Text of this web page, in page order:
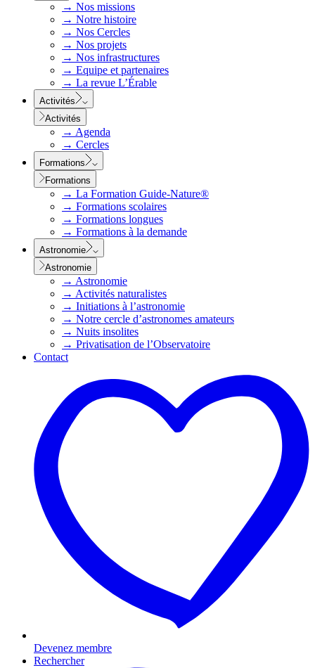
→ Nos missions
→ Notre histoire
→ Nos Cercles
→ Nos projets
→ Nos infrastructures
→ Equipe et partenaires
→ La revue L’Érable
Activités
Activités
→ Agenda
→ Cercles
Formations
Formations
→ La Formation Guide-Nature®
→ Formations scolaires
→ Formations longues
→ Formations à la demande
Astronomie
Astronomie
→ Astronomie
→ Activités naturalistes
→ Initiations à l’astronomie
→ Notre cercle d’astronomes amateurs
→ Nuits insolites
→ Privatisation de l’Observatoire
Contact
Devenez membre
Rechercher